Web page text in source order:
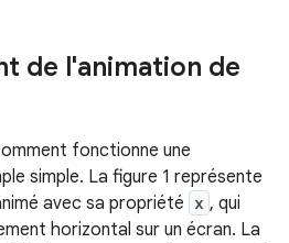
de l'animation de
fonctionne une
simple. La figure 1 représente
avec sa propriété x , qui
horizontal sur un écran. La